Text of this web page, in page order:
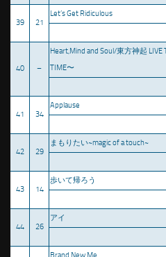
39 21
Let’s Get Ridiculous
40 –
Heart,Mind and Soul/東方神起 LIVE
TIME〜
41 34
Applause
42 29
まもりたい~magic of a touch~
43 14
歩いて帰ろう
44 26
アイ